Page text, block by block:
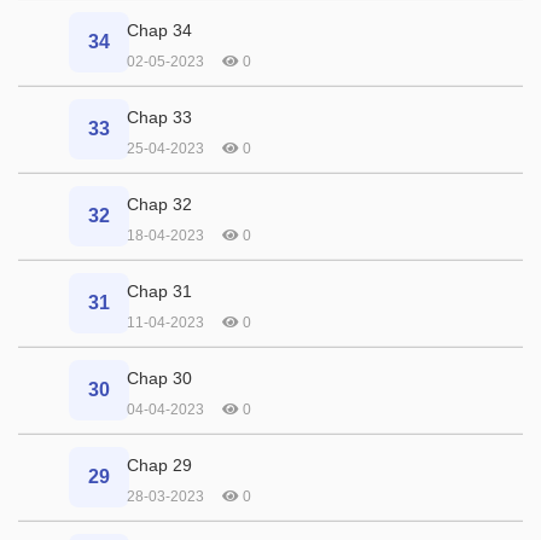
34
Chap 34
02-05-2023 0
33
Chap 33
25-04-2023 0
32
Chap 32
18-04-2023 0
31
Chap 31
11-04-2023 0
30
Chap 30
04-04-2023 0
29
Chap 29
28-03-2023 0